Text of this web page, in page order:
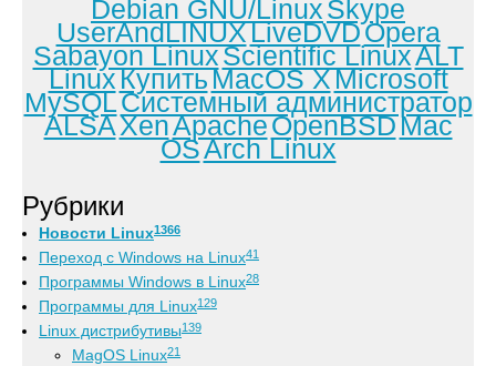
Debian GNU/LinuxSkype
UserAndLINUXLiveDVDOpera
Sabayon LinuxScientific LinuxALT
LinuxКупитьMacOS XMicrosoft
MySQLСистемный администратор
ALSAXenApacheOpenBSDMac
OSArch Linux
Рубрики
Новости Linux1366
Переход с Windows на Linux41
Программы Windows в Linux28
Программы для Linux129
Linux дистрибутивы139
MagOS Linux21